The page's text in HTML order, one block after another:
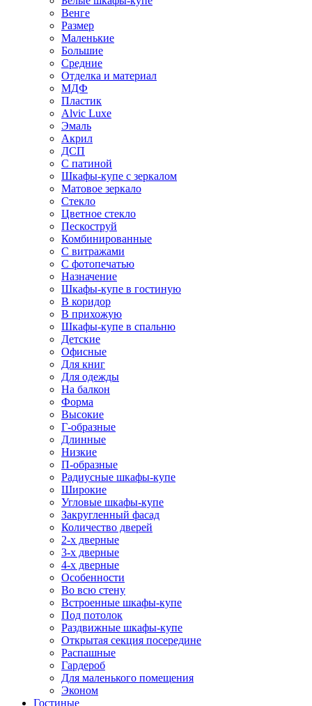
Венге
Размер
Маленькие
Большие
Средние
Отделка и материал
МДФ
Пластик
Alvic Luxe
Эмаль
Акрил
ДСП
С патиной
Шкафы-купе с зеркалом
Матовое зеркало
Стекло
Цветное стекло
Пескоструй
Комбинированные
С витражами
С фотопечатью
Назначение
Шкафы-купе в гостиную
В коридор
В прихожую
Шкафы-купе в спальню
Детские
Офисные
Для книг
Для одежды
На балкон
Форма
Высокие
Г-образные
Длинные
Низкие
П-образные
Радиусные шкафы-купе
Широкие
Угловые шкафы-купе
Закругленный фасад
Количество дверей
2-х дверные
3-х дверные
4-х дверные
Особенности
Во всю стену
Встроенные шкафы-купе
Под потолок
Раздвижные шкафы-купе
Открытая секция посередине
Распашные
Гардероб
Для маленького помещения
Эконом
Гостиные